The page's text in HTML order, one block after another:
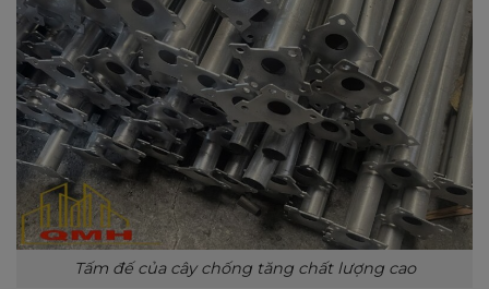
Tấm đế của cây chống tăng chất lượng cao